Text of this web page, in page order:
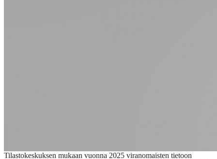
Tilastokeskuksen mukaan vuonna 2025 viranomaisten tietoon